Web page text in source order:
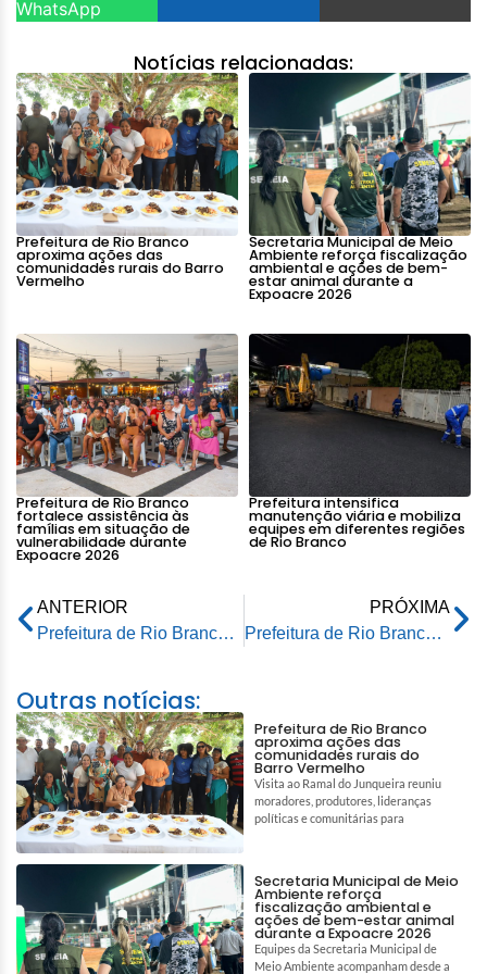
WhatsApp
Notícias relacionadas:
Prefeitura de Rio Branco
aproxima ações das
comunidades rurais do Barro
Vermelho
Secretaria Municipal de Meio
Ambiente reforça fiscalização
ambiental e ações de bem-
estar animal durante a
Expoacre 2026
Prefeitura de Rio Branco
fortalece assistência às
famílias em situação de
vulnerabilidade durante
Expoacre 2026
Prefeitura intensifica
manutenção viária e mobiliza
equipes em diferentes regiões
de Rio Branco
ANTERIOR
Prefeitura de Rio Branco finaliza preparativos para a 2ª edição do Festival da Macaxeira e Agronegócio
PRÓXIMA
Prefeitura de Rio Branco finaliza preparativos para a 2ª edição do Festival da Macaxeira e Agronegócio
Outras notícias:
Prefeitura de Rio Branco
aproxima ações das
comunidades rurais do
Barro Vermelho
Visita ao Ramal do Junqueira reuniu
moradores, produtores, lideranças
políticas e comunitárias para
Secretaria Municipal de Meio
Ambiente reforça
fiscalização ambiental e
ações de bem-estar animal
durante a Expoacre 2026
Equipes da Secretaria Municipal de
Meio Ambiente acompanham desde a